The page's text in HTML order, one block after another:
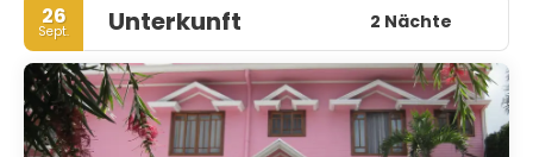
26
Sept. Unterkunft 2 Nächte